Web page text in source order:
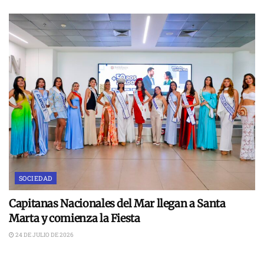
SOCIEDAD
Capitanas Nacionales del Mar llegan a Santa
Marta y comienza la Fiesta
24 DE JULIO DE 2026